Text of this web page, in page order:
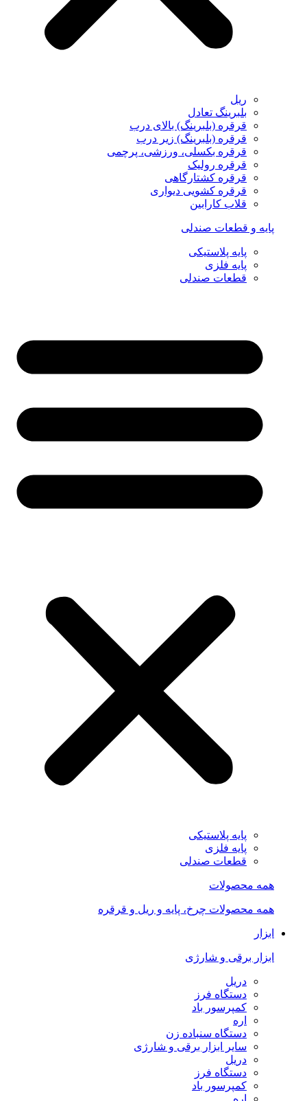
ریل
بلبرینگ تعادل
قرقره (بلبرینگ) بالای درب
قرقره (بلبرینگ) زیر درب
قرقره بکسلی، ورزشی، پرچمی
قرقره رولیک
قرقره کشتارگاهی
قرقره کشویی دیواری
قلاب کارابین
پایه و قطعات صندلی
پایه پلاستیکی
پایه فلزی
قطعات صندلی
پایه پلاستیکی
پایه فلزی
قطعات صندلی
همه محصولات
همه محصولات چرخ، پایه و ریل و قرقره
ابزار
ابزار برقی و شارژی
دریل
دستگاه فرز
کمپرسور باد
اره
دستگاه سنباده زن
سایر ابزار برقی و شارژی
دریل
دستگاه فرز
کمپرسور باد
اره